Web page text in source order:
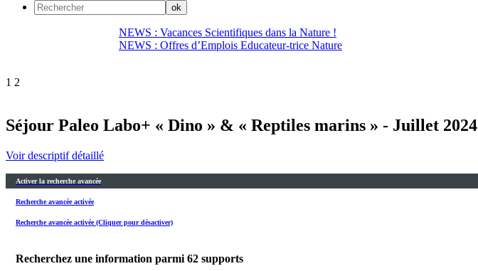
NEWS : Vacances Scientifiques dans la Nature !
NEWS : Offres d’Emplois Educateur-trice Nature
1 2
Séjour Paleo Labo+ « Dino » & « Reptiles marins » - Juillet 2024
Voir descriptif détaillé
Activer la recherche avancée
Recherche avancée activée
Recherche avancée activée (Cliquer pour désactiver)
Recherchez une information parmi 62 supports